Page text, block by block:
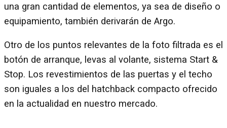
una gran cantidad de elementos, ya sea de diseño o
equipamiento, también derivarán de Argo.
Otro de los puntos relevantes de la foto filtrada es el
botón de arranque, levas al volante, sistema Start &
Stop. Los revestimientos de las puertas y el techo
son iguales a los del hatchback compacto ofrecido
en la actualidad en nuestro mercado.